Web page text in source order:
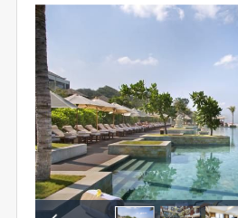
ПЪТУВАЙТЕ С ДЕЦА
ЛЮБОПИТНО
ЗА НАС
КОНТАКТИ